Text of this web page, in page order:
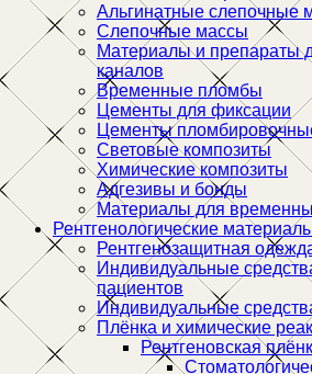
Альгинатные слепочные
Слепочные массы
Материалы и препараты
каналов
Временные пломбы
Цементы для фиксации
Цементы
Световые композиты
Химические композиты
Адгезивы и бонды
Материалы для
Рентгенологические
Рентгенозащитная
Индивидуальные
пациентов
Индивидуальные
Плёнка и химические
Рентгеновская